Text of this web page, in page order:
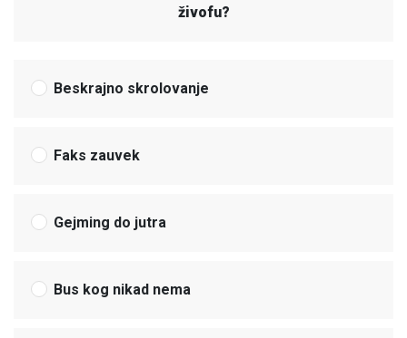
živofu?
Beskrajno skrolovanje
Faks zauvek
Gejming do jutra
Bus kog nikad nema